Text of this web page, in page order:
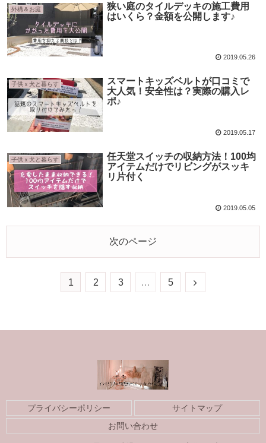
外構＆お庭
狭い庭のタイルデッキの施工費用
はいくら？金額を公開します♪
2019.05.26
子供ｘ犬と暮らす
スマートキッズベルトが口コミで
大人気！安全性は？実際の購入レ
ポ♪
2019.05.17
子供ｘ犬と暮らす
任天堂スイッチの収納方法！100均
アイテムだけでリビングがスッキ
リ片付く
2019.05.05
次のページ
1 2 3 … 5
プライバシーポリシー
サイトマップ
お問い合わせ